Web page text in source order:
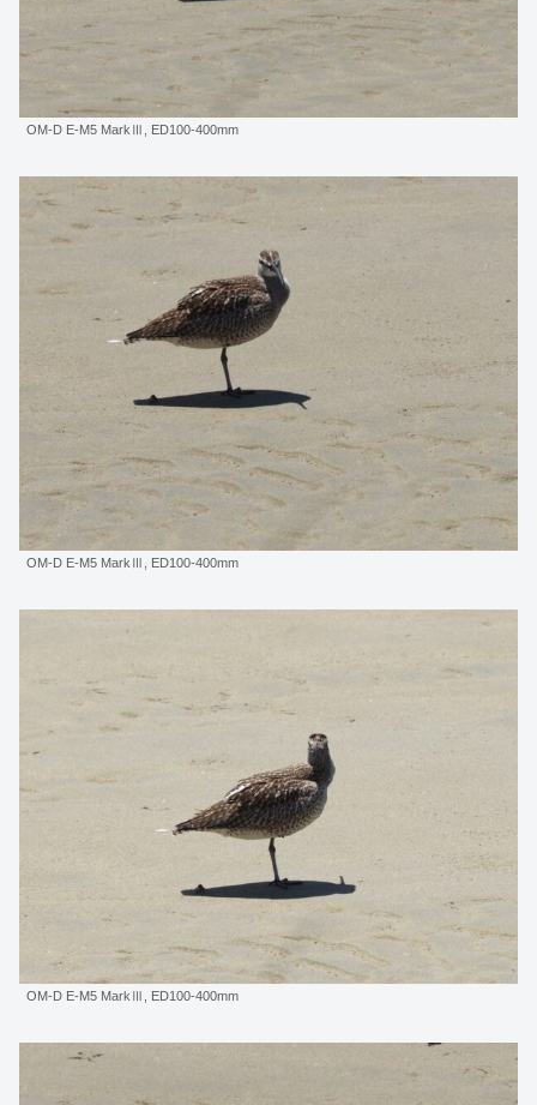
OM-D E-M5 MarkⅢ, ED100-400mm
OM-D E-M5 MarkⅢ, ED100-400mm
OM-D E-M5 MarkⅢ, ED100-400mm